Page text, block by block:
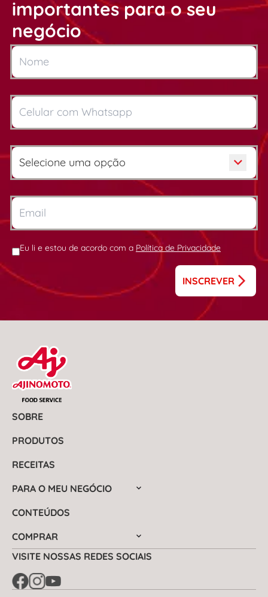
importantes para o seu
negócio
Eu li e estou de acordo com a Política de Privacidade
INSCREVER
SOBRE
PRODUTOS
RECEITAS
PARA O MEU NEGÓCIO
CONTEÚDOS
COMPRAR
VISITE NOSSAS REDES SOCIAIS